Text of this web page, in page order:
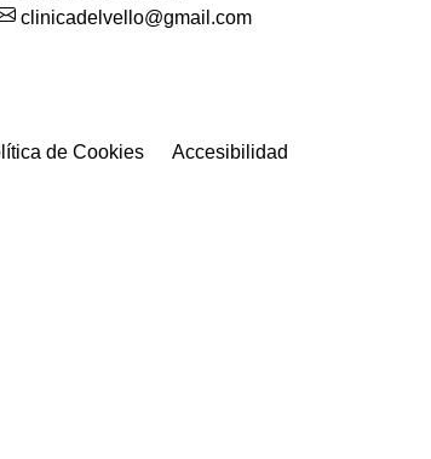
clinicadelvello@gmail.com
de Cookies Accesibilidad